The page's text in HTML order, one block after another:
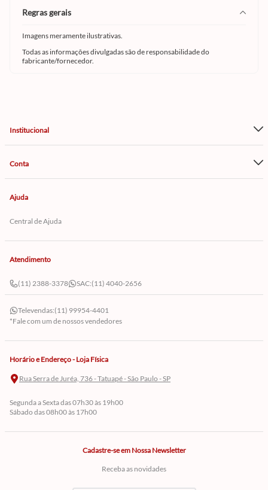
regras gerais
Imagens meramente ilustrativas.
Todas as informações divulgadas são de responsabilidade do
fabricante/fornecedor.
Institucional
Conta
Ajuda
Central de Ajuda
Atendimento
(11) 2388-3378 SAC:(11) 4040-2656
Televendas:(11) 99954-4401
*Fale com um de nossos vendedores
Horário e Endereço - Loja Física
Rua Serra de Juréa, 736 - Tatuapé - São Paulo - SP
Segunda a Sexta das 07h30 às 19h00
Sábado das 08h00 às 17h00
Cadastre-se em Nossa Newsletter
Receba as novidades